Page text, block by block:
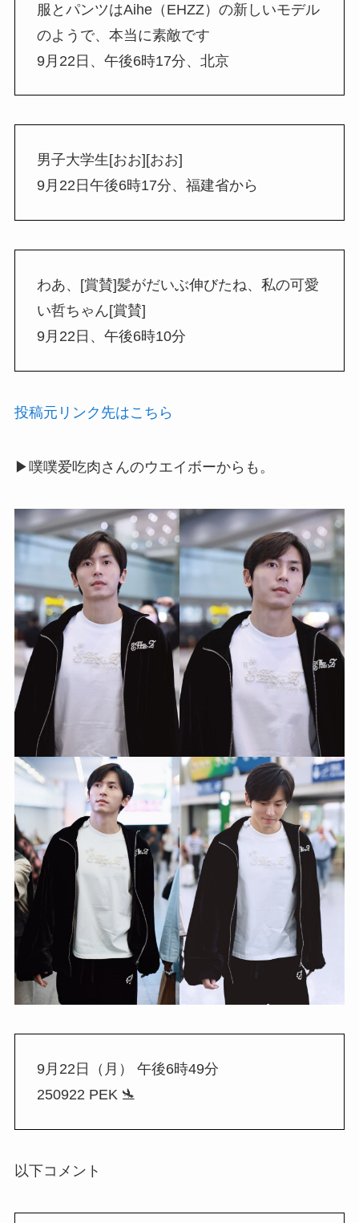
服とパンツはAihe（EHZZ）の新しいモデル
のようで、本当に素敵です
9月22日、午後6時17分、北京
男子大学生[おお][おお]
9月22日午後6時17分、福建省から
わあ、[賞賛]髪がだいぶ伸びたね、私の可愛
い哲ちゃん[賞賛]
9月22日、午後6時10分
投稿元リンク先はこちら
▶噗噗爱吃肉さんのウエイボーからも。
9月22日（月） 午後6時49分
250922 PEK 🛬 ​​​
以下コメント